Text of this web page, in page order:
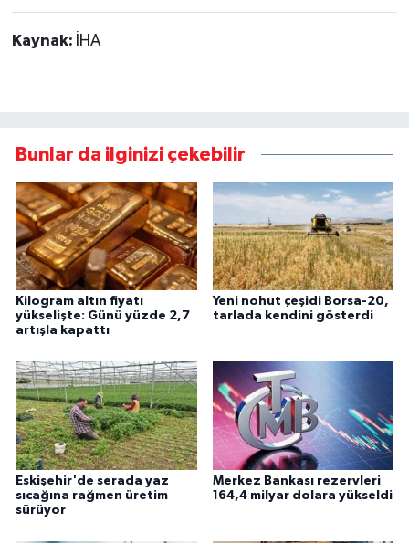
Kaynak: İHA
Bunlar da ilginizi çekebilir
Kilogram altın fiyatı
yükselişte: Günü yüzde 2,7
artışla kapattı
Yeni nohut çeşidi Borsa-20,
tarlada kendini gösterdi
Eskişehir'de serada yaz
sıcağına rağmen üretim
sürüyor
Merkez Bankası rezervleri
164,4 milyar dolara yükseldi